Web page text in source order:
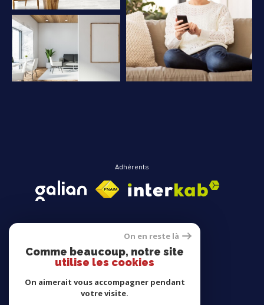
Adhérents
Avis clients
On en reste là
Comme beaucoup, notre site
utilise les cookies
On aimerait vous accompagner pendant
votre visite.
FILTRER PAR
COUPS DE COEUR EXCLUSIVITÉS